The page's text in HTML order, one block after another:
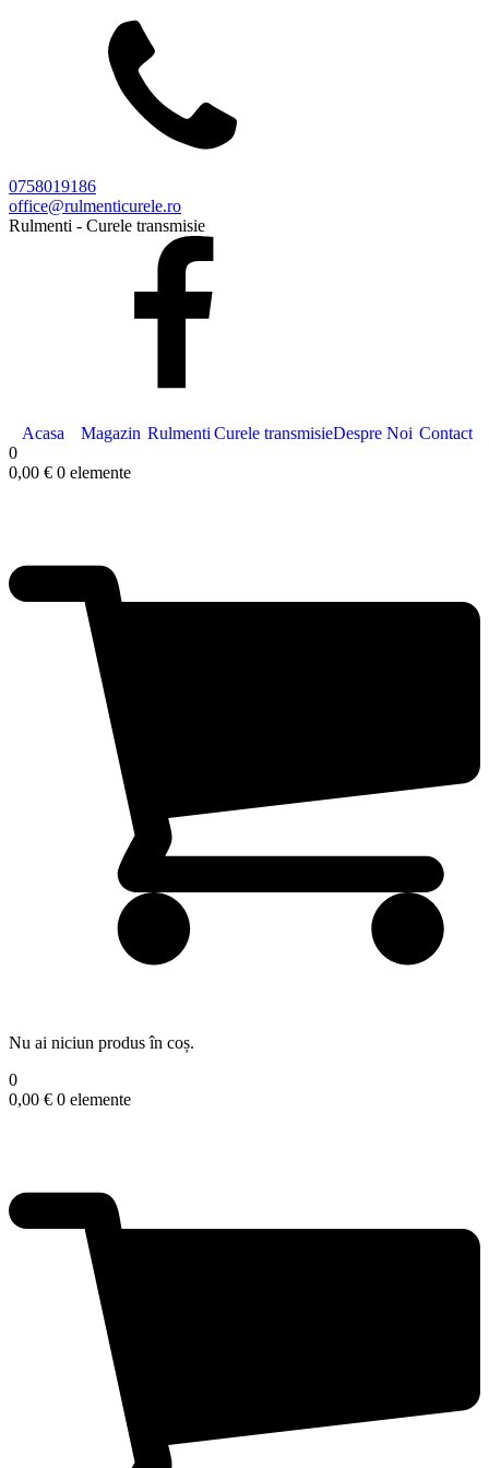
0758019186
office@rulmenticurele.ro
Rulmenti - Curele transmisie
Acasa Magazin Rulmenti Curele transmisieDespre Noi Contact
0
0,00 € 0 elemente
Nu ai niciun produs în coș.
0
0,00 € 0 elemente